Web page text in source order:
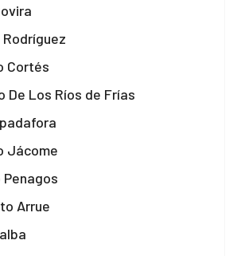
Rodríguez
Cortés
De Los Ríos de Frías
Jácome
Penagos
Arrue